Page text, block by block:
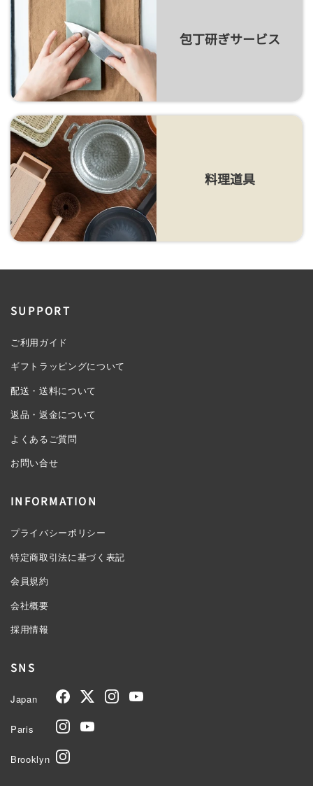
包丁研ぎサービス
料理道具
SUPPORT
ご利用ガイド
ギフトラッピングについて
配送・送料について
返品・返金について
よくあるご質問
お問い合せ
INFORMATION
プライバシーポリシー
特定商取引法に基づく表記
会員規約
会社概要
採用情報
SNS
Japan
Paris
Brooklyn